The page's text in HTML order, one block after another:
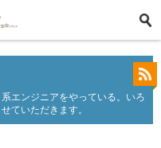
エンジニアをやっている。いろ
ていただきます。